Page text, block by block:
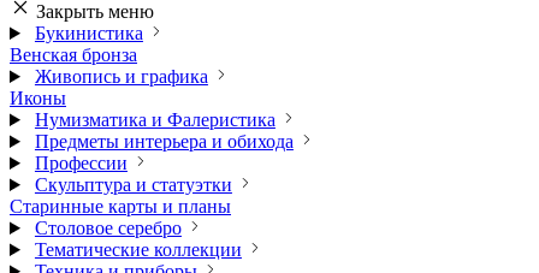
Закрыть меню
Букинистика
Венская бронза
Живопись и графика
Иконы
Нумизматика и Фалеристика
Предметы интерьера и обихода
Профессии
Скульптура и статуэтки
Старинные карты и планы
Столовое серебро
Тематические коллекции